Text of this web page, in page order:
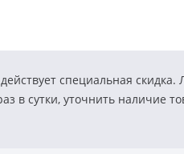
специальная
в сутки, уточнить наличие